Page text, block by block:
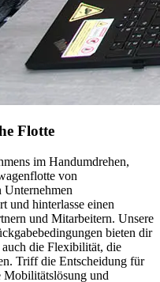
Flotte
im Handumdrehen,
von
und hinterlasse einen
und Mitarbeitern. Unsere
bieten dir
die Flexibilität, die
Triff die Entscheidung für
und